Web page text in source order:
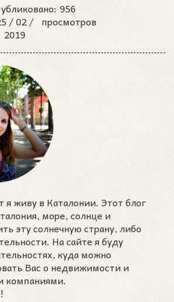
/02 /
2019
956
просмотров
живу в Каталонии. Этот блог
море, солнце и
эту солнечную страну, либо
На сайте я буду
куда можно
Вас о недвижимости и
компаниями.